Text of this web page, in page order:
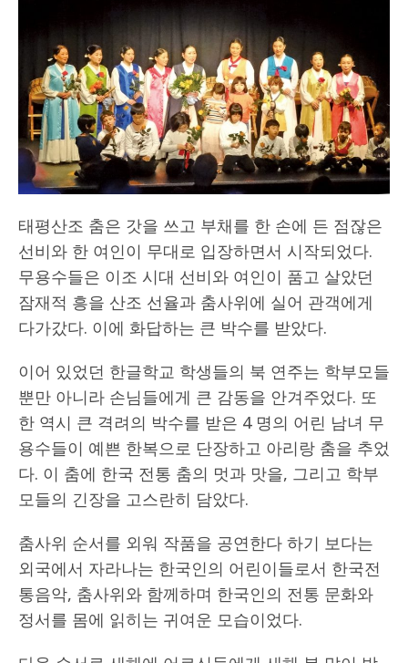
태평산조 춤은 갓을 쓰고 부채를 한 손에 든 점잖은
선비와 한 여인이 무대로 입장하면서 시작되었다.
무용수들은 이조 시대 선비와 여인이 품고 살았던
잠재적 흥을 산조 선율과 춤사위에 실어 관객에게
다가갔다. 이에 화답하는 큰 박수를 받았다.
이어 있었던 한글학교 학생들의 북 연주는 학부모들
뿐만 아니라 손님들에게 큰 감동을 안겨주었다. 또
한 역시 큰 격려의 박수를 받은 4 명의 어린 남녀 무
용수들이 예쁜 한복으로 단장하고 아리랑 춤을 추었
다. 이 춤에 한국 전통 춤의 멋과 맛을, 그리고 학부
모들의 긴장을 고스란히 담았다.
춤사위 순서를 외워 작품을 공연한다 하기 보다는
외국에서 자라나는 한국인의 어린이들로서 한국전
통음악, 춤사위와 함께하며 한국인의 전통 문화와
정서를 몸에 읽히는 귀여운 모습이었다.